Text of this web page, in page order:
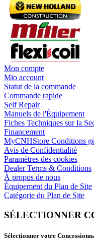
Mon compte
Mio account
Statut de la commande
Commande rapide
Self Repair
Manuels de l'Équipement
Fiches Techniques sur la
Financement
MyCNHStore Conditions
Avis de Confidentialité
Paramètres des cookies
Dealer Terms & Conditions
À propos de nous
Équipement du Plan de Site
Catégorie du Plan de Site
SÉLECTIONNER
Sélectionner votre